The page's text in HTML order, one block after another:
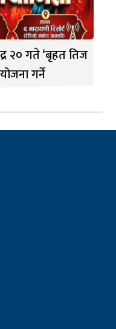
२० गते ‘बृहत तिज
गर्ने